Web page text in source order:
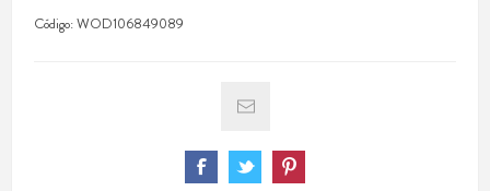
Código:WOD106849089